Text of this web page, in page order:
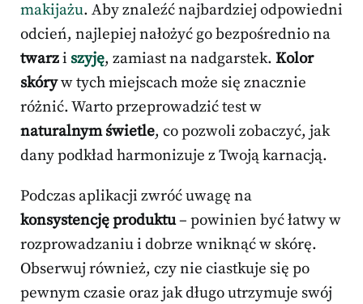
makijażu. Aby znaleźć najbardziej odpowiedni
odcień, najlepiej nałożyć go bezpośrednio na
twarzi szyję, zamiast na nadgarstek. Kolor
skóryw tych miejscach może się znacznie
różnić. Warto przeprowadzić test w
naturalnym świetle, co pozwoli zobaczyć, jak
dany podkład harmonizuje z Twoją karnacją.
Podczas aplikacji zwróć uwagę na
konsystencję produktu– powinien być łatwy w
rozprowadzaniu i dobrze wniknąć w skórę.
Obserwuj również, czy nie ciastkuje się po
pewnym czasie oraz jak długo utrzymuje swój